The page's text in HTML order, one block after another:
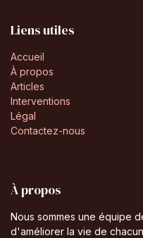
Liens utiles
Accueil
À propos
Articles
Interventions
Légal
Contactez-nous
À propos
Nous sommes une équipe
d'améliorer la vie de